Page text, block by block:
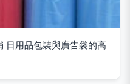
日用品包裝與廣告袋的高